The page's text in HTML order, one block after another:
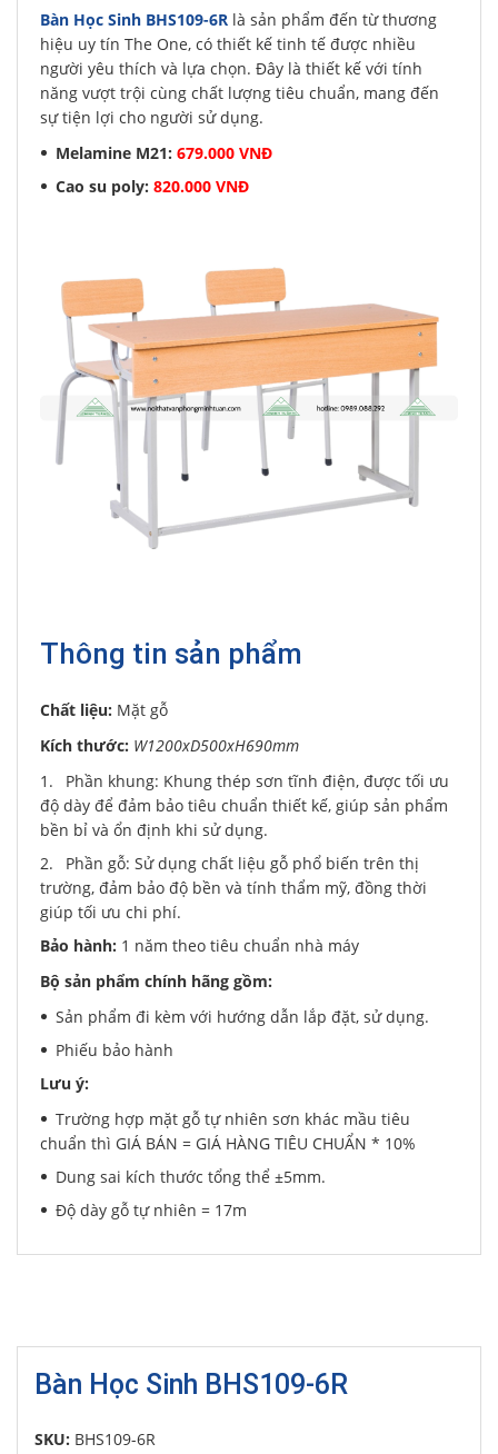
Bàn Học Sinh BHS109-6R là sản phẩm đến từ thương
hiệu uy tín The One, có thiết kế tinh tế được nhiều
người yêu thích và lựa chọn. Đây là thiết kế với tính
năng vượt trội cùng chất lượng tiêu chuẩn, mang đến
sự tiện lợi cho người sử dụng.
Melamine M21: 679.000 VNĐ
Cao su poly: 820.000 VNĐ
Thông tin sản phẩm
Chất liệu: Mặt gỗ
Kích thước: W1200xD500xH690mm
Phần khung: Khung thép sơn tĩnh điện, được tối ưu
độ dày để đảm bảo tiêu chuẩn thiết kế, giúp sản phẩm
bền bỉ và ổn định khi sử dụng.
Phần gỗ: Sử dụng chất liệu gỗ phổ biến trên thị
trường, đảm bảo độ bền và tính thẩm mỹ, đồng thời
giúp tối ưu chi phí.
Bảo hành: 1 năm theo tiêu chuẩn nhà máy
Bộ sản phẩm chính hãng gồm:
Sản phẩm đi kèm với hướng dẫn lắp đặt, sử dụng.
Phiếu bảo hành
Lưu ý:
Trường hợp mặt gỗ tự nhiên sơn khác mầu tiêu
chuẩn thì GIÁ BÁN = GIÁ HÀNG TIÊU CHUẨN * 10%
Dung sai kích thước tổng thể ±5mm.
Độ dày gỗ tự nhiên = 17m
Bàn Học Sinh BHS109-6R
SKU: BHS109-6R